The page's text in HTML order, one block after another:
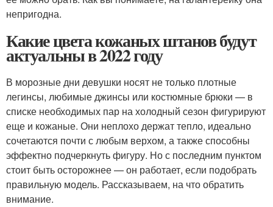
непригодна.
Какие цвета кожаных штанов будут
актуальны в 2022 году
В морозные дни девушки носят не только плотные
легинсы, любимые джинсы или костюмные брюки — в
списке необходимых пар на холодный сезон фигурируют
еще и кожаные. Они неплохо держат тепло, идеально
сочетаются почти с любым верхом, а также способны
эффектно подчеркнуть фигуру. Но с последним пунктом
стоит быть осторожнее — он работает, если подобрать
правильную модель. Рассказываем, на что обратить
внимание.